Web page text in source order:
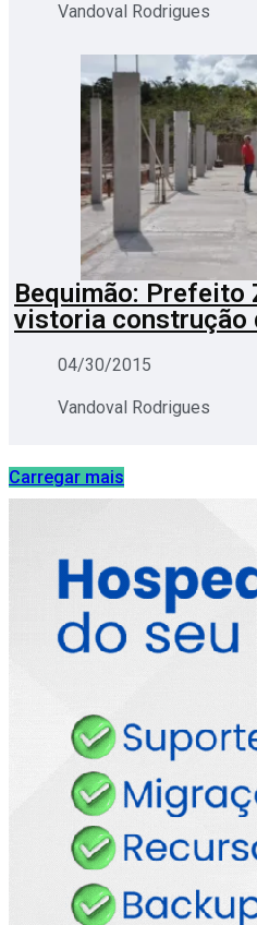
Vandoval Rodrigues
Bequimão: Prefeito
vistoria construção
04/30/2015
Vandoval Rodrigues
Carregar mais